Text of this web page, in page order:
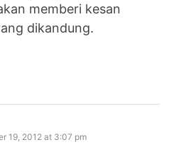
memberi kesan
dikandung.
19, 2012 at 3:07 pm